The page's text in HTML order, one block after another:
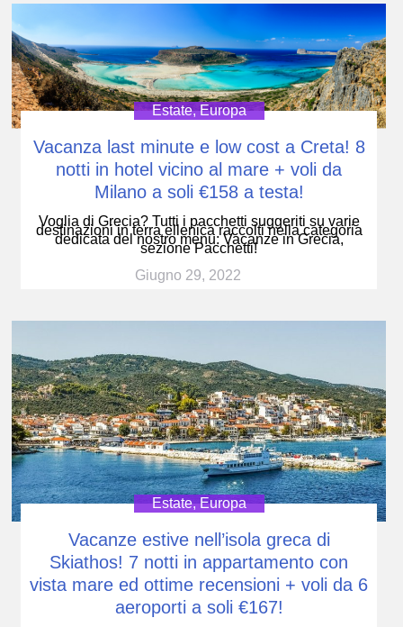
Estate,Europa
Vacanza last minute e low cost a Creta! 8
notti in hotel vicino al mare + voli da
Milano a soli €158 a testa!
Voglia di Grecia? Tutti i pacchetti suggeriti su varie
destinazioni in terra ellenica raccolti nella categoria
dedicata del nostro menu: Vacanze in Grecia,
sezione Pacchetti!
Giugno 29, 2022
Estate,Europa
Vacanze estive nell’isola greca di
Skiathos! 7 notti in appartamento con
vista mare ed ottime recensioni + voli da 6
aeroporti a soli €167!